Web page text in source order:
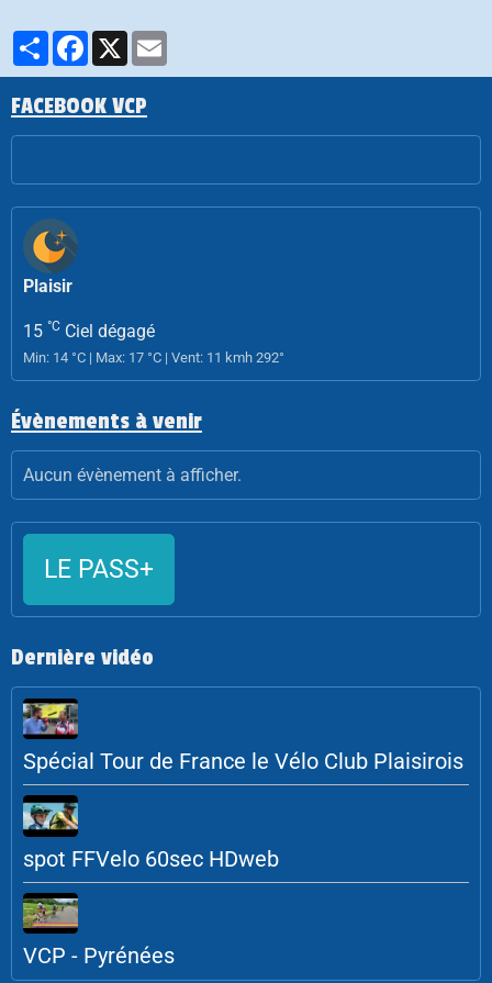
PartagerFacebook
X
FACEBOOK VCP
Plaisir
15 °C Ciel dégagé
Min: 14 °C | Max: 17 °C | Vent: 11 kmh 292°
Évènements à venir
Aucun évènement à afficher.
LE PASS+
Dernière vidéo
Spécial Tour de France le Vélo Club Plaisirois
spot FFVelo 60sec HDweb
VCP - Pyrénées